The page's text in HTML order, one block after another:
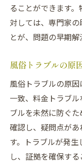
風俗ト
警察か
呼び出
風俗トラブ
風俗ト
法律知
刑事事
トラブ
風俗ト
ることができます
対しては、専門家
とが、問題の早期解
風俗トラブルの原
風俗トラブルの原
一致、料金トラブ
ブルを未然に防ぐ
確認し、疑問点が
す。トラブルが発
し、証拠を確保す